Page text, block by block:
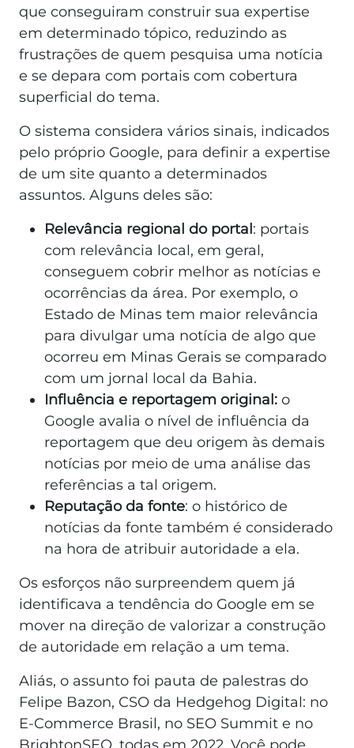
que conseguiram construir sua expertise
em determinado tópico, reduzindo as
frustrações de quem pesquisa uma notícia
e se depara com portais com cobertura
superficial do tema.
O sistema considera vários sinais, indicados
pelo próprio Google, para definir a expertise
de um site quanto a determinados
assuntos. Alguns deles são:
Relevância regional do portal : portais
com relevância local, em geral,
conseguem cobrir melhor as notícias e
ocorrências da área. Por exemplo, o
Estado de Minas tem maior relevância
para divulgar uma notícia de algo que
ocorreu em Minas Gerais se comparado
com um jornal local da Bahia.
Influência e reportagem original: o
Google avalia o nível de influência da
reportagem que deu origem às demais
notícias por meio de uma análise das
referências a tal origem.
Reputação da fonte: o histórico de
notícias da fonte também é considerado
na hora de atribuir autoridade a ela.
Os esforços não surpreendem quem já
identificava a tendência do Google em se
mover na direção de valorizar a construção
de autoridade em relação a um tema.
Aliás, o assunto foi pauta de palestras do
Felipe Bazon, CSO da Hedgehog Digital: no
E-Commerce Brasil, no SEO Summit e no